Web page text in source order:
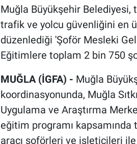
Muğla Büyükşehir
trafik ve yolcu güvenliğini en
düzenlediği 'Şoför Mesleki
Eğitimlere toplam 2 bin 750
MUĞLA (İGFA) - Muğla
koordinasyonunda, Muğla
Uygulama ve Araştırma
eğitim programı
aracı şoförleri ve işleticileri